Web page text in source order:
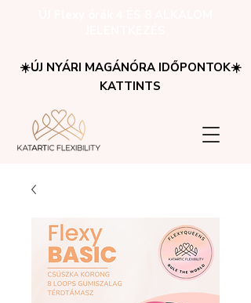
☀️ÚJ NYÁRI MAGÁNÓRA IDŐPONTOK☀️
KATTINTS